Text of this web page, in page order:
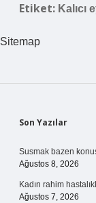
Etiket:
Sitemap
Son Yazılar
Susmak bazen
Ağustos 8, 2026
Kadın rahim
Ağustos 7, 2026